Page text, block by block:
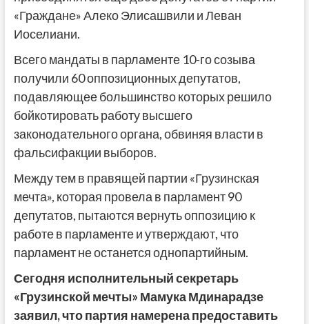
«Граждане» Алеко Элисашвили и Леван
Иоселиани.
Всего мандаты в парламенте 10-го созыва
получили 60 оппозиционных депутатов,
подавляющее большинство которых решило
бойкотировать работу высшего
законодательного органа, обвиняя власти в
фальсифакции выборов.
Между тем в правящей партии «Грузинская
мечта», которая провела в парламент 90
депутатов, пытаются вернуть оппозицию к
работе в парламенте и утверждают, что
парламент не останется однопартийным.
Сегодня исполнительный секретарь
«Грузинской мечты» Мамука Мдинарадзе
заявил, что партия намерена предоставить